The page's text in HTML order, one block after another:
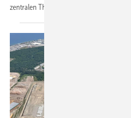
zentralen Themen der SHK-Branche in den